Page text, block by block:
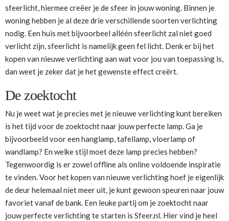
sfeerlicht, hiermee creëer je de sfeer in jouw woning. Binnen je
woning hebben je al deze drie verschillende soorten verlichting
nodig. Een huis met bijvoorbeel alléén sfeerlicht zal niet goed
verlicht zijn, sfeerlicht is namelijk geen fel licht. Denk er bij het
kopen van nieuwe verlichting aan wat voor jou van toepassing is,
dan weet je zeker dat je het gewenste effect creërt.
De zoektocht
Nu je weet wat je precies met je nieuwe verlichting kunt bereiken
is het tijd voor de zoektocht naar jouw perfecte lamp. Ga je
bijvoorbeeld voor een hanglamp, tafellamp, vloerlamp of
wandlamp? En welke stijl moet deze lamp precies hebben?
Tegenwoordig is er zowel offline als online voldoende inspiratie
te vinden. Voor het kopen van nieuwe verlichting hoef je eigenlijk
de deur helemaal niet meer uit, je kunt gewoon speuren naar jouw
favoriet vanaf de bank. Een leuke partij om je zoektocht naar
jouw perfecte verlichting te starten is Sfeer.nl. Hier vind je heel